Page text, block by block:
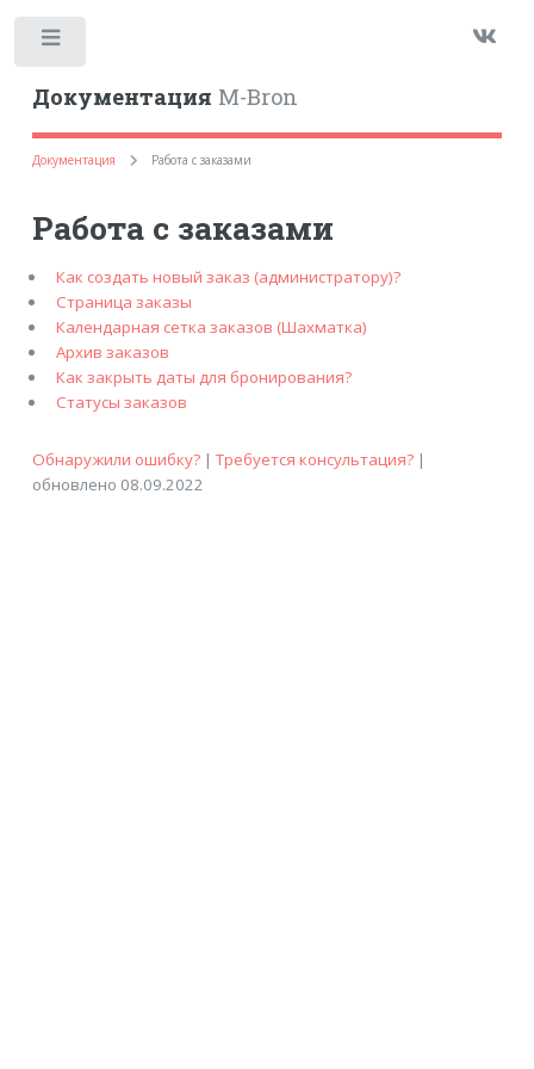
Документация M-Bron
Документация Работа с заказами
Работа с заказами
Как создать новый заказ (администратору)?
Страница заказы
Календарная сетка заказов (Шахматка)
Архив заказов
Как закрыть даты для бронирования?
Статусы заказов
Обнаружили ошибку?| Требуется консультация?|
обновлено 08.09.2022